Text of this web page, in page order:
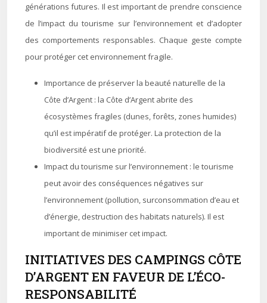
générations futures. Il est important de prendre conscience
de l’impact du tourisme sur l’environnement et d’adopter
des comportements responsables. Chaque geste compte
pour protéger cet environnement fragile.
Importance de préserver la beauté naturelle de la
Côte d’Argent : la Côte d’Argent abrite des
écosystèmes fragiles (dunes, forêts, zones humides)
qu’il est impératif de protéger. La protection de la
biodiversité est une priorité.
Impact du tourisme sur l’environnement : le tourisme
peut avoir des conséquences négatives sur
l’environnement (pollution, surconsommation d’eau et
d’énergie, destruction des habitats naturels). Il est
important de minimiser cet impact.
INITIATIVES DES CAMPINGS CÔTE
D’ARGENT EN FAVEUR DE L’ÉCO-
RESPONSABILITÉ